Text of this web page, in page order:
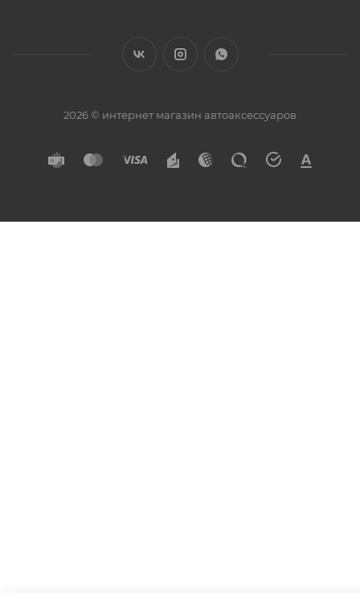
2026 © интернет магазин автоаксессуаров